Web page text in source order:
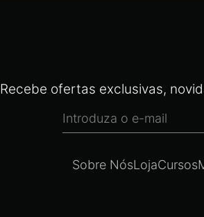
Recebe ofertas exclusivas,
Sobre NósLojaCursos